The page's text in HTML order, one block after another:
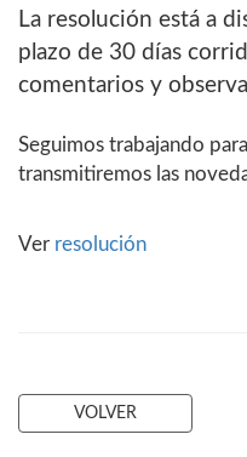
La resolución está a
plazo de 30 días
comentarios y
Seguimos trabajando
transmitiremos las
Ver resolución
VOLVER